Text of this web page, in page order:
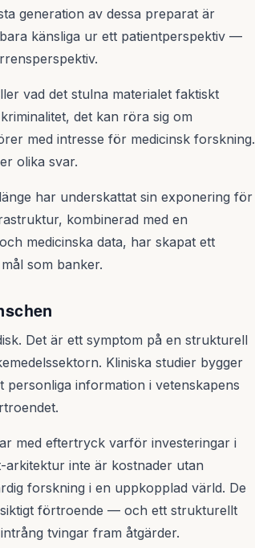
generation av dessa preparat är
känsliga ur ett patientperspektiv —
vad det stulna materialet faktiskt
det kan röra sig om
med intresse för medicinsk forskning.
olika svar.
har underskattat sin exponering för
kombinerad med en
medicinska data, har skapat ett
som banker.
Det är ett symptom på en strukturell
Kliniska studier bygger
information i vetenskapens
med eftertryck varför investeringar i
inte är kostnader utan
forskning i en uppkopplad värld. De
förtroende — och ett strukturellt
tvingar fram åtgärder.